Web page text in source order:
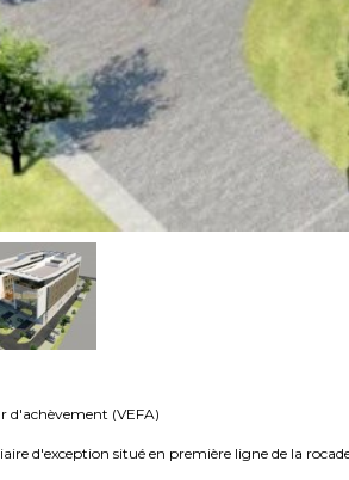
d'achèvement (VEFA)
d'exception situé en première ligne de la rocade